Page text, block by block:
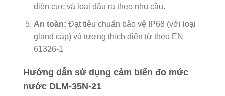
điện cực và loại đầu ra theo nhu cầu.
An toàn: Đạt tiêu chuẩn bảo vệ IP68 (với loại
gland cáp) và tương thích điện từ theo EN
61326-1
Hướng dẫn sử dụng cảm biến đo mức
nước DLM-35N-21